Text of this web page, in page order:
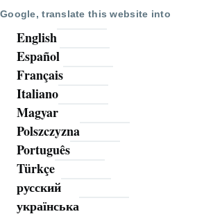
Google, translate this website into
English
Español
Français
Italiano
Magyar
Polszczyzna
Português
Türkçe
русский
українська